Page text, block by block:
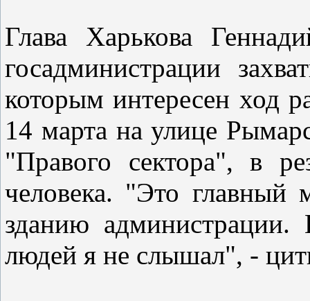
Глава Харькова
госадминистрации
которым интересен ход
14 марта на улице
"Правого сектора", в
человека. "Это
зданию администрации.
людей я не слышал", -